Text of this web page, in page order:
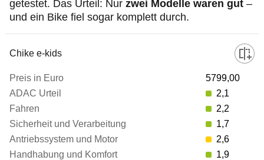
getestet. Das Urteil: Nur zwei Modelle waren gut –
und ein Bike fiel sogar komplett durch.
Hersteller/Modell
Preis in Euro
ADAC Urteil
Chike e-kids
5799,00
2,1
2,2
1,7
2,6
1,9